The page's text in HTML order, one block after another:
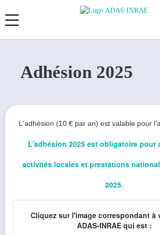
Adhésion 2025
L'adhésion (10 € par an) est valable pour
L'adhésion 2025 est obligatoire pour
activités locales et prestations
2025.
Cliquez sur l'image correspondant à
ADAS-INRAE qui est :
Panneau de gestion des cookies